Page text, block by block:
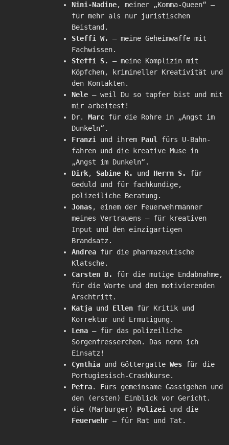
Nini-Nadine, meiner „Komma-Queen“ –
für mehr als nur juristischen
Beistand.
Steffi W.
– meine Geheimwaffe mit
Fachwissen.
Steffi S.
– meine Komplizin mit
Köpfchen, krimineller Kreativität und
den Kontakten.
Nele– weil Du so tapfer bist und mit
mir arbeitest!
Dr. Marcfür die Rohre in „Angst im
Dunkeln“.
Franziund ihrem Paulfürs U-Bahn-
fahren und die kreative Muse in
„Angst im Dunkeln“.
Dirk, Sabine R. und Herrn S.
für
Geduld und für fachkundige,
polizeiliche Beratung.
Jonas, einem der Feuerwehrmänner
meines Vertrauens – für kreativen
Input und den einzigartigen
Brandsatz.
Andreafür die pharmazeutische
Klatsche.
Carsten B.
für die mutige Endabnahme,
für die Worte und den motivierenden
Arschtritt.
Katjaund Ellenfür Kritik und
Korrektur und Ermutigung.
Lena– für das polizeiliche
Sorgenfresserchen. Das nenn ich
Einsatz!
Cynthiaund Göttergatte Wesfür die
Portugiesisch-Crashkurse.
Petra. Fürs gemeinsame Gassigehen und
den (ersten) Einblick vor Gericht.
die (Marburger) Polizeiund die
Feuerwehr– für Rat und Tat.